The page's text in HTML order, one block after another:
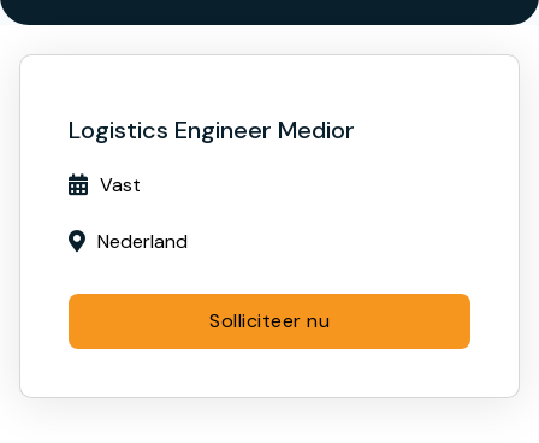
Logistics Engineer Medior
 Vast
 Nederland
Solliciteer nu